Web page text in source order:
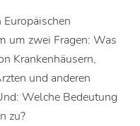
um zwei Fragen: Was
Krankenhäusern,
und anderen
Welche Bedeutung
zu?